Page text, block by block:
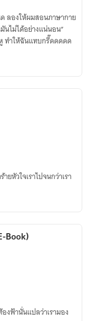
ลองให้ผมสอนภาษากาย
นไม่ได้อย่างแน่นอน”
ทำให้ฉันแทบกรี๊ดดดดด
ยหัวใจเราไปจนกว่าเรา
Book)
องฟ้านั่นแปลว่าเรามอง